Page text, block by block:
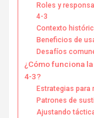
Roles y
4-3
Contexto
Beneficios de
Desafíos
¿Cómo funciona
4-3?
Estrategias para
Patrones de
Ajustando